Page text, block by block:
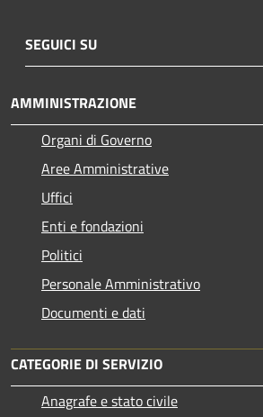
SEGUICI SU
AMMINISTRAZIONE
Organi di Governo
Aree Amministrative
Uffici
Enti e fondazioni
Politici
Personale Amministrativo
Documenti e dati
CATEGORIE DI SERVIZIO
Anagrafe e stato civile